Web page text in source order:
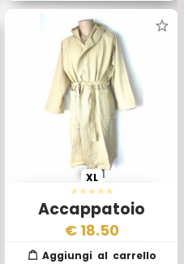
Accappatoio
Ecocotone Towels
Esercito Italiano
XL
€ 18.50